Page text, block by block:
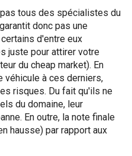
tous des spécialistes du
donc pas une
d'entre eux
juste pour attirer votre
du cheap market). En
véhicule à ces derniers,
risques. Du fait qu'ils ne
du domaine, leur
En outre, la note finale
hausse) par rapport aux